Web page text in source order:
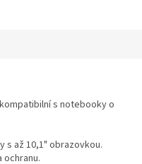
s notebooky o
s až 10,1" obrazovkou.